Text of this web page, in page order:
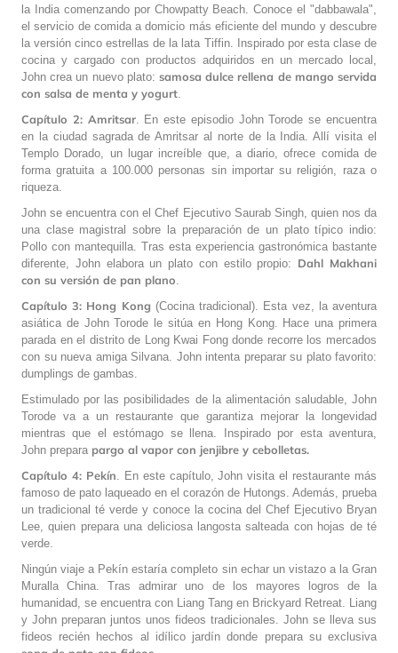
la India comenzando por Chowpatty Beach. Conoce el "dabbawala",
el servicio de comida a domicio más eficiente del mundo y descubre
la versión cinco estrellas de la lata Tiffin. Inspirado por esta clase de
cocina y cargado con productos adquiridos en un mercado local,
John crea un nuevo plato: samosa dulce rellena de mango servida
con salsa de menta y yogurt
Capítulo 2: Amritsar. En este episodio John Torode se encuentra
en la ciudad sagrada de Amritsar al norte de la India. Allí visita el
Templo Dorado, un lugar increíble que, a diario, ofrece comida de
forma gratuita a 100.000 personas sin importar su religión, raza o
riqueza.
John se encuentra con el Chef Ejecutivo Saurab Singh, quien nos da
una clase magistral sobre la preparación de un plato típico indio:
Pollo con mantequilla. Tras esta experiencia gastronómica bastante
diferente, John elabora un plato con estilo propio: Dahl Makhani
con su versión de pan plano
Capítulo 3: Hong Kong (Cocina tradicional). Esta vez, la aventura
asiática de John Torode le sitúa en Hong Kong. Hace una primera
parada en el distrito de Long Kwai Fong donde recorre los mercados
con su nueva amiga Silvana. John intenta preparar su plato favorito:
dumplings de gambas.
Estimulado por las posibilidades de la alimentación saludable, John
Torode va a un restaurante que garantiza mejorar la longevidad
mientras que el estómago se llena. Inspirado por esta aventura,
John prepara pargo al vapor con jenjibre y cebolletas.
Capítulo 4: Pekín . En este capítulo, John visita el restaurante más
famoso de pato laqueado en el corazón de Hutongs. Además, prueba
un tradicional té verde y conoce la cocina del Chef Ejecutivo Bryan
Lee, quien prepara una deliciosa langosta salteada con hojas de té
verde.
Ningún viaje a Pekín estaría completo sin echar un vistazo a la Gran
Muralla China. Tras admirar uno de los mayores logros de la
humanidad, se encuentra con Liang Tang en Brickyard Retreat. Liang
y John preparan juntos unos fideos tradicionales. John se lleva sus
fideos recién hechos al idílico jardín donde prepara su exclusiva